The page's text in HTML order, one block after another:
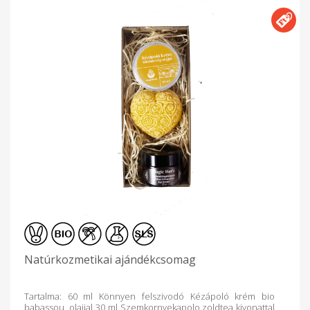
Natúrkozmetikai ajándékcsomag
Tartalma: 60 ml Könnyen felszivodó Kézápoló krém bio
babassou olajjal 30 ml Szemkornyekapolo zoldtea kivonattal